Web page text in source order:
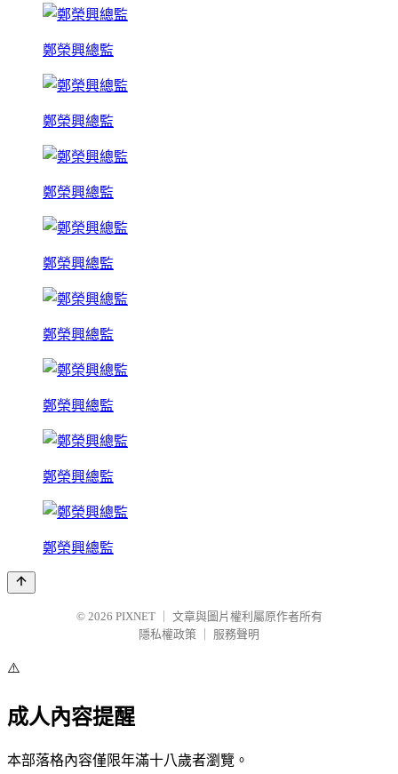
鄭榮興總監
鄭榮興總監
鄭榮興總監
鄭榮興總監
鄭榮興總監
鄭榮興總監
鄭榮興總監
鄭榮興總監
© 2026 PIXNET
文章與圖片權利屬原作者所有
隱私權政策
服務聲明
⚠️
成人內容提醒
本部落格內容僅限年滿十八歲者瀏覽。